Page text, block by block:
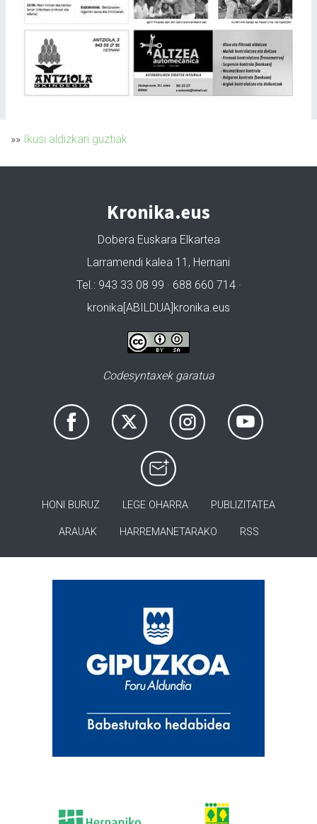
»» Ikusi aldizkari guztiak
Kronika.eus
Dobera Euskara Elkartea
Larramendi kalea 11, Hernani
Tel.: 943 33 08 99 · 688 660 714 ·
kronika[ABILDUA]kronika.eus
Codesyntaxek garatua
HONI BURUZ LEGE OHARRA PUBLIZITATEA
ARAUAK HARREMANETARAKO RSS